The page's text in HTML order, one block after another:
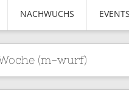
NACHWUCHS
(m-wurf)